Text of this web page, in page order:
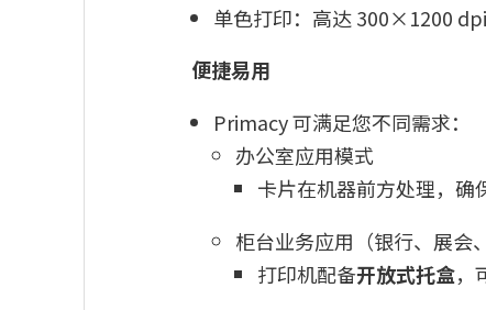
单色打印：高达 300×1200 dpi
便捷易用
Primacy 可满足您不同需求：
办公室应用模式
卡片在机器前方处理，确
柜台业务应用（银行、展会
打印机配备开放式托盒，